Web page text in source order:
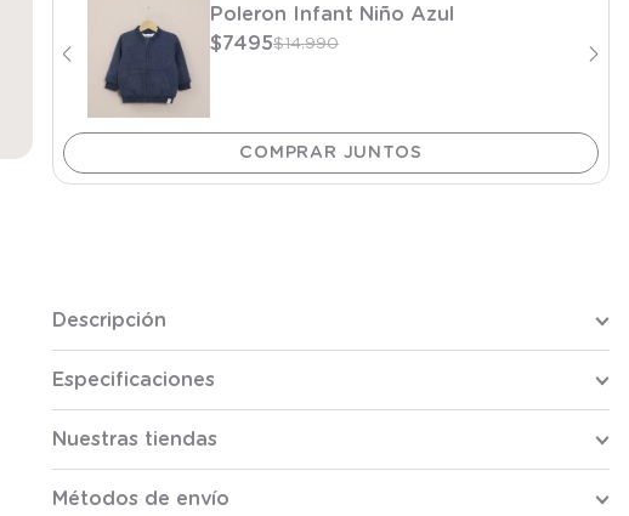
Poleron Infant Niño Azul
$7495$14.990
Descripción
Especificaciones
Nuestras tiendas
Métodos de envío